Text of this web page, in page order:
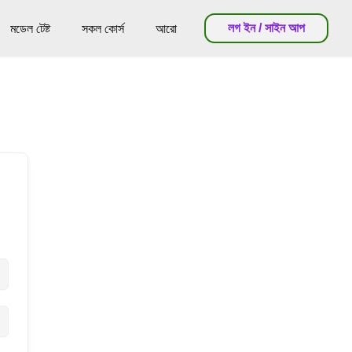
মডেল টেষ্ট সকল কোর্স আরো লগ ইন / সাইন আপ